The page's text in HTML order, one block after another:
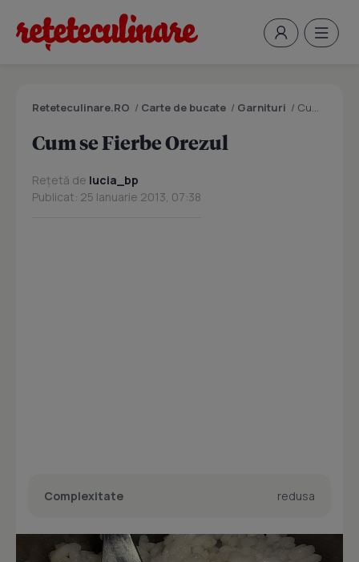
Reteteculinare.RO / Carte de bucate / Garnituri / Cum se Fierbe Orezul
Cum se Fierbe Orezul
Rețetă de lucia_bp
Publicat: 25 Ianuarie 2013, 07:38
Complexitate redusa